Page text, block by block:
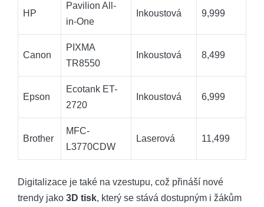
HP
Pavilion All-
in-One
Inkoustová 9,999
Canon
PIXMA
TR8550
Inkoustová 8,499
Epson
Ecotank ET-
2720
Inkoustová 6,999
Brother
MFC-
L3770CDW
Laserová 11,499
Digitalizace je také na vzestupu, což přináší nové
trendy jako 3D tisk, který se stává dostupným i žákům